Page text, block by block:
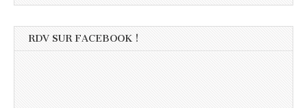
RDV SUR FACEBOOK !